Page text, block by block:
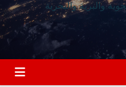
والبرية والبحرية